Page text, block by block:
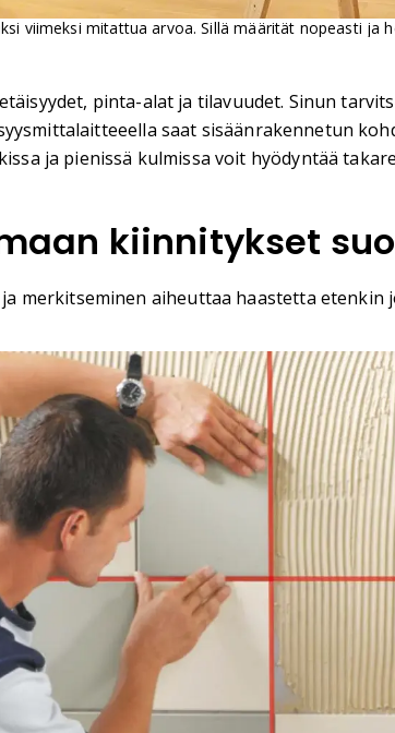
viimeksi mitattua arvoa. Sillä määrität nopeasti ja
pinta-alat ja tilavuudet. Sinun
saat sisäänrakennetun
ja pienissä kulmissa voit hyödyntää
kiinnitykset
merkitseminen aiheuttaa haastetta etenkin